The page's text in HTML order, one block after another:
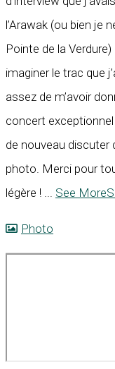
l’Arawak (ou bien je
Pointe de la
imaginer le trac que
assez de m’avoir
concert
de nouveau discuter
photo. Merci pour
légère ! ... See More
Photo